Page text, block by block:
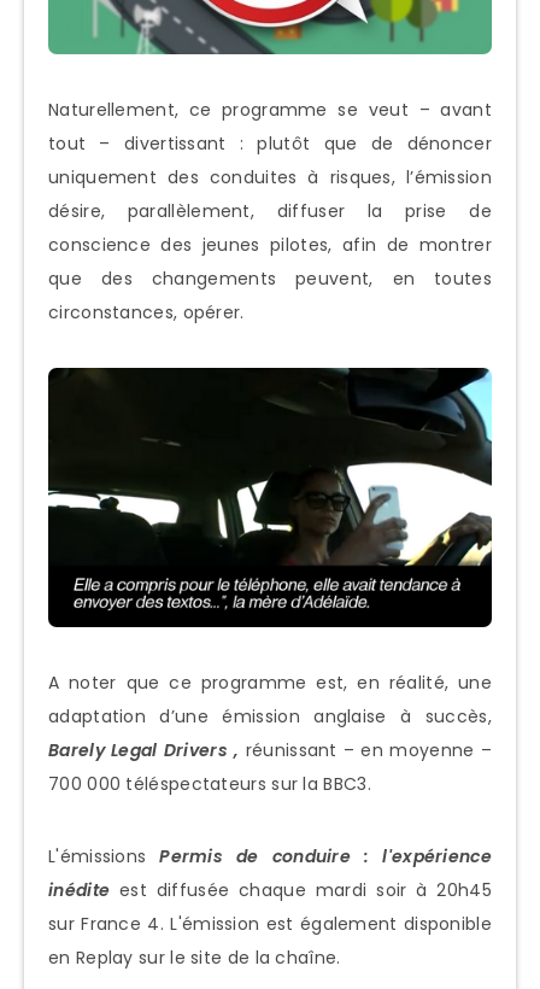
Naturellement, ce programme se veut – avant
tout – divertissant : plutôt que de dénoncer
uniquement des conduites à risques, l’émission
désire, parallèlement, diffuser la prise de
conscience des jeunes pilotes, afin de montrer
que des changements peuvent, en toutes
circonstances, opérer.
A noter que ce programme est, en réalité, une
adaptation d’une émission anglaise à succès,
Barely Legal Drivers , réunissant – en moyenne –
700 000 téléspectateurs sur la BBC3.
L'émissionsPermis de conduire : l'expérience
inédite est diffusée chaque mardi soir à 20h45
sur France 4. L'émission est également disponible
en Replay sur le site de la chaîne.